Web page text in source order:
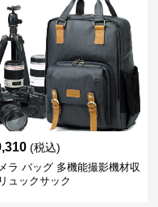
(税込)
ラ バッグ 多機能撮影機材収
ュックサック